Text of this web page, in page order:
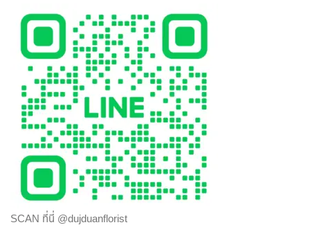
ประสบการณ์ ต้องเลือกสั่งดอกไม้ออนไลน์ กับ “ดุจเดือน
ฟลอริสท์” เท่านั้น เราไม่ทำให้คุณผิดหวังแน่นอน
SCAN ที่นี่ @dujduanflorist